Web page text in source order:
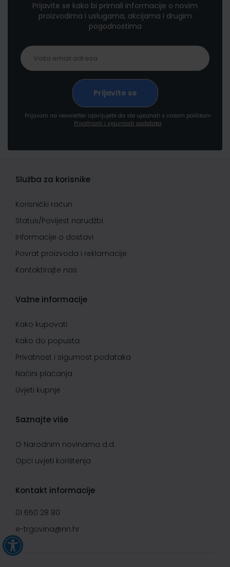
Prijavite se kako bi primali informacije o novim
proizvodima i uslugama, akcijama i drugim
pogodnostima
Prijavom na newsletter izjavljujete da ste upoznati s našom politikom
Privatnosti i sigurnosti podataka
Služba za korisnike
Korisnički račun
Status/Povijest narudžbi
Informacije o dostavi
Povrat proizvoda i reklamacije
Kontaktirajte nas
Važne informacije
Kako kupovati
Kako do popusta
Privatnost i sigurnost podataka
Načini plaćanja
Uvjeti kupnje
Saznajte više
O Narodnim novinama d.d.
Opći uvjeti korištenja
Kontakt informacije
01 650 28 80
e-trgovina@nn.hr